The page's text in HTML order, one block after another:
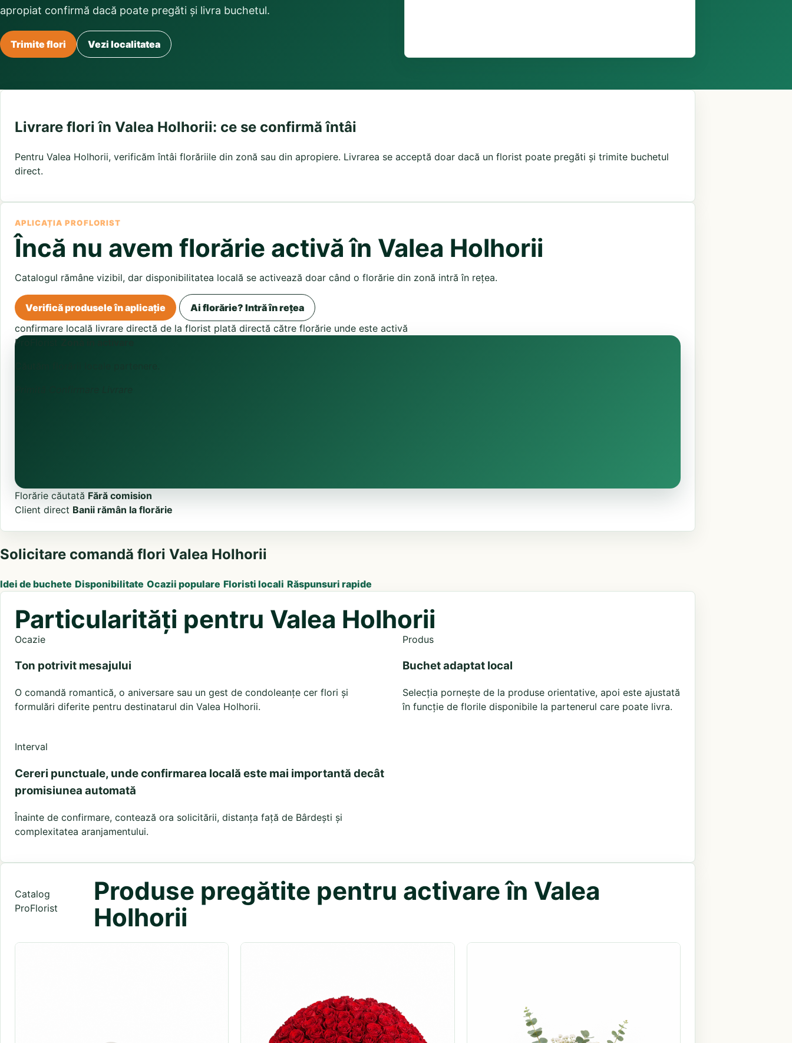
Olt
Prahova
Salaj
Teleorman
Timis
Valcea
Vaslui
Buchete lalele
Buchete lisianthus
Buchete mixte
Buchete trandafiri galbeni
Trandafiri albi
Trandafiri roz
apropiat confirmă dacă poate pregăti și livra buchetul.
Trimite flori Vezi localitatea
Livrare flori în Valea Holhorii: ce se confirmă întâi
Pentru Valea Holhorii, verificăm întâi florăriile din zonă sau din apropiere. Livrarea se acceptă doar dacă un florist poate pregăti și trimite buchetul
direct.
APLICAȚIA PROFLORIST
Încă nu avem florărie activă în Valea Holhorii
Catalogul rămâne vizibil, dar disponibilitatea locală se activează doar când o florărie din zonă intră în rețea.
Verifică produsele în aplicație
Ai florărie? Intră în rețea
confirmare locală livrare directă de la florist plată directă către florărie unde este activă
ProFlorist
Florărie căutată Fără comision
Client direct Banii rămân la florărie
Solicitare comandă flori Valea Holhorii
Idei de buchete Disponibilitate Ocazii populare Floristi locali Răspunsuri rapide
Particularități pentru Valea Holhorii
Ocazie
Ton potrivit mesajului
O comandă romantică, o aniversare sau un gest de condoleanțe cer flori și
formulări diferite pentru destinatarul din Valea Holhorii.
Produs
Buchet adaptat local
Selecția pornește de la produse orientative, apoi este ajustată
în funcție de florile disponibile la partenerul care poate livra.
Interval
Cereri punctuale, unde confirmarea locală este mai importantă decât
promisiunea automată
Înainte de confirmare, contează ora solicitării, distanța față de Bârdești și
complexitatea aranjamentului.
Catalog
ProFlorist
Produse pregătite pentru activare în Valea
Holhorii